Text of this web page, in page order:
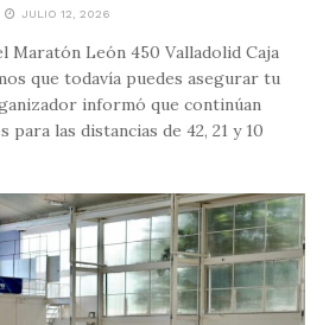
JULIO 12, 2026
Maratón León 450 Valladolid Caja
que todavía puedes asegurar tu
informó que continúan
las distancias de 42, 21 y 10